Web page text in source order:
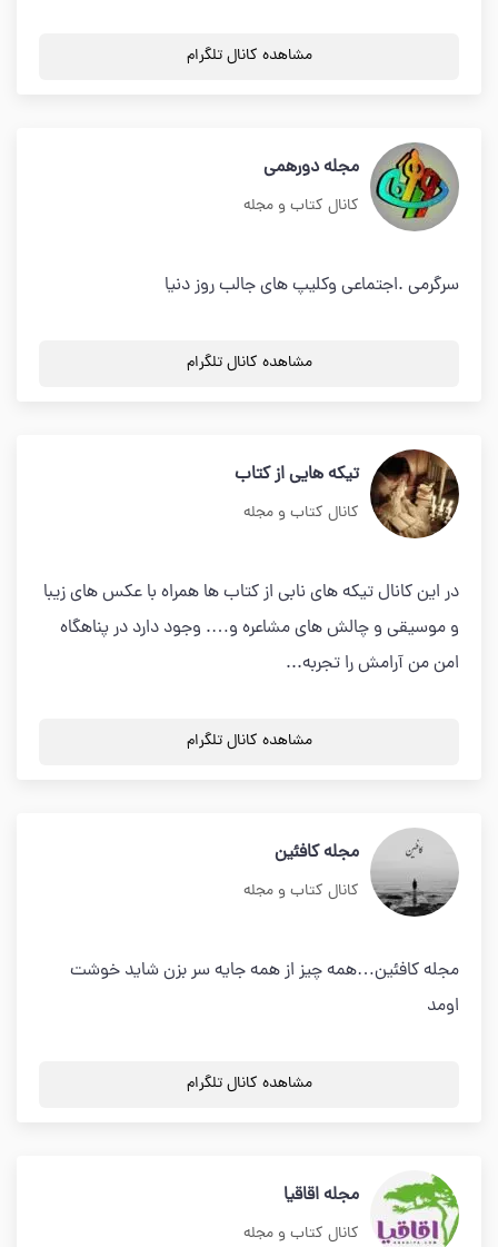
مشاهده کانال تلگرام
مجله دورهمی
کانال کتاب و مجله
سرگرمی .اجتماعی وکلیپ های جالب روز دنیا
مشاهده کانال تلگرام
تیکه هایی از کتاب
کانال کتاب و مجله
در این کانال تیکه های نابی از کتاب ها همراه با عکس های زیبا
و موسیقی و چالش های مشاعره و…. وجود دارد در پناهگاه
امن من آرامش را تجربه...
مشاهده کانال تلگرام
مجله کافئین
کانال کتاب و مجله
مجله کافئین…همه چیز از همه جایه سر بزن شاید خوشت
اومد
مشاهده کانال تلگرام
مجله اقاقیا
کانال کتاب و مجله